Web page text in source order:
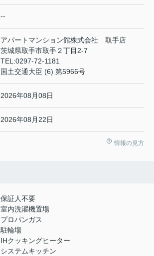
--
アパートマンション館株式会社 取手店
茨城県取手市取手２丁目2-7
TEL:0297-72-1181
国土交通大臣 (6) 第5966号
2026年08月08日
2026年08月22日
情報の見方
保証人不要
室内洗濯機置場
プロパンガス
駐輪場
IHクッキングヒーター
システムキッチン